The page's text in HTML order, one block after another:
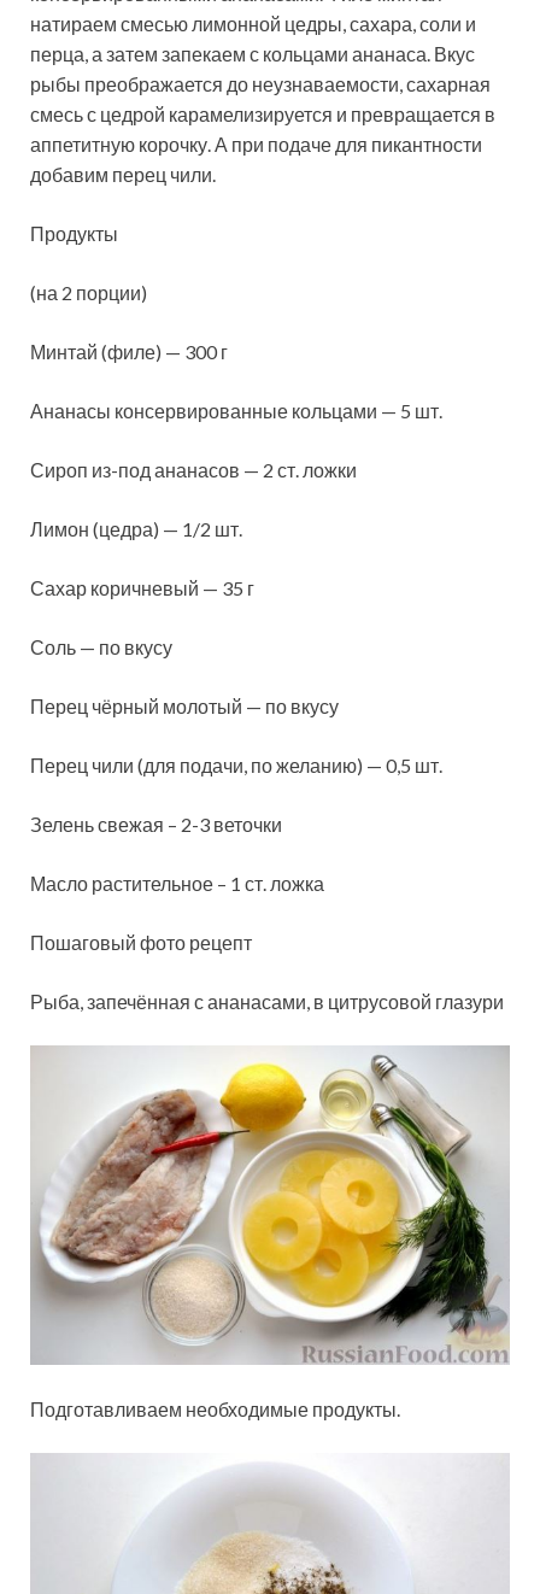
натираем смесью лимонной цедры, сахара, соли и
перца, а затем запекаем с кольцами ананаса. Вкус
рыбы преображается до неузнаваемости, сахарная
смесь с цедрой карамелизируется и превращается в
аппетитную корочку. А при подаче для пикантности
добавим перец чили.
Продукты
(на 2 порции)
Минтай (филе) — 300 г
Ананасы консервированные кольцами — 5 шт.
Сироп из-под ананасов — 2 ст. ложки
Лимон (цедра) — 1/2 шт.
Сахар коричневый — 35 г
Соль — по вкусу
Перец чёрный молотый — по вкусу
Перец чили (для подачи, по желанию) — 0,5 шт.
Зелень свежая – 2-3 веточки
Масло растительное – 1 ст. ложка
Пошаговый фото рецепт
Рыба, запечённая с ананасами, в цитрусовой глазури
Подготавливаем необходимые продукты.